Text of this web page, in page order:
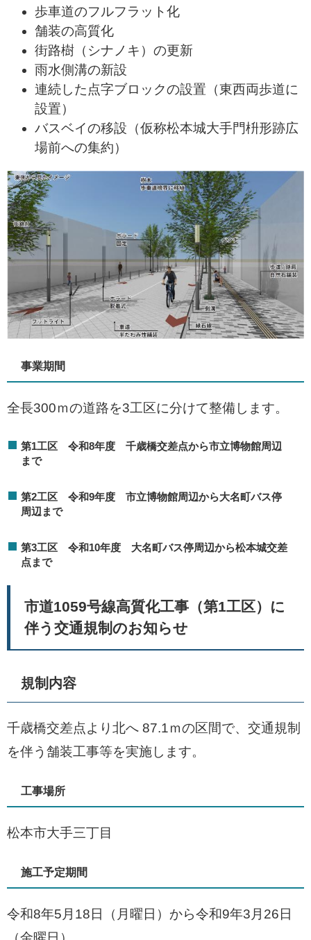
歩車道のフルフラット化
舗装の高質化
街路樹（シナノキ）の更新
雨水側溝の新設
連続した点字ブロックの設置（東西両歩道に
設置）
バスベイの移設（仮称松本城大手門枡形跡広
場前への集約）
事業期間
全長300ｍの道路を3工区に分けて整備します。
第1工区 令和8年度 千歳橋交差点から市立博物館周辺
まで
第2工区 令和9年度 市立博物館周辺から大名町バス停
周辺まで
第3工区 令和10年度 大名町バス停周辺から松本城交差
点まで
市道1059号線高質化工事（第1工区）に
伴う交通規制のお知らせ
規制内容
千歳橋交差点より北へ 87.1ｍの区間で、交通規制
を伴う舗装工事等を実施します。
工事場所
松本市大手三丁目
施工予定期間
令和8年5月18日（月曜日）から令和9年3月26日